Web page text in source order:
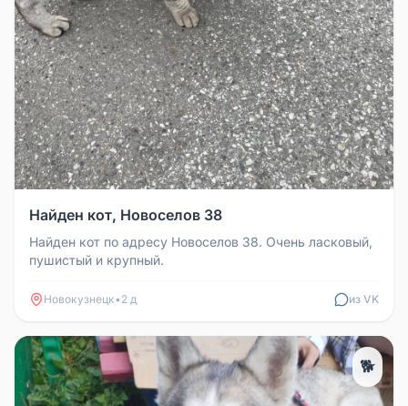
Найден кот, Новоселов 38
Найден кот по адресу Новоселов 38. Очень ласковый,
пушистый и крупный.
Новокузнецк• 2 д из VK
🐕